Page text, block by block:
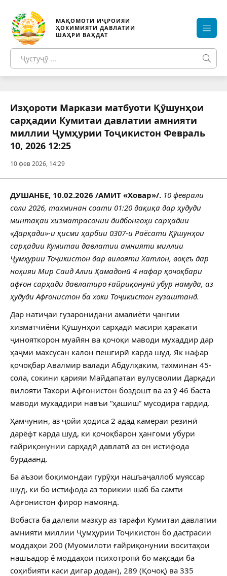
МАҚОМОТИ ИҶРОИЯИ
ҲОКИМИЯТИ ДАВЛАТИИ
ШАҲРИ ВАҲДАТ
Изҳороти Маркази матбуоти Қӯшунҳои
сарҳадии Кумитаи давлатии амнияти
миллии Ҷумҳурии Тоҷикистон Февраль
10, 2026 12:25
10 фев 2026, 14:29
ДУШАНБЕ, 10.02.2026 /АМИТ «Ховар»/. 10 феврали
соли 2026, тахминан соати 01:20 дақиқа дар ҳудуди
минтақаи хизматрасонии дидбонгоҳи сарҳадии
«Дарқади»-и қисми ҳарбии 0307-и Раёсати Қӯшунҳои
сарҳадии Кумитаи давлатии амнияти миллии
Ҷумҳурии Тоҷикистон дар вилояти Хатлон, воқеъ дар
ноҳияи Мир Саид Алии Ҳамадонӣ 4 нафар қочоқбари
афғон сарҳади давлатиро ғайриқонунӣ убур намуда, аз
ҳудуди Афғонистон ба хоки Тоҷикистон гузаштанд.
Дар натиҷаи гузаронидани амалиёти ҷангии
хизматчиёни Қӯшунҳои сарҳадӣ масири ҳаракати
ҷинояткорон муайян ва қочоқи маводи мухаддир дар
ҳаҷми махсусан калон пешгирӣ карда шуд. Як нафар
қочоқбар Авалмир валади Абдулҳаким, тахминан 45-
сола, сокини қарияи Майдапатаи вулусволии Дарқади
вилояти Тахори Афғонистон боздошт ва аз ӯ 46 баста
маводи мухаддири навъи “ҳашиш” мусодира гардид.
Ҳамчунин, аз ҷойи ҳодиса 2 адад камераи резинӣ
дарёфт карда шуд, ки қочоқбарон ҳангоми убури
ғайриқонунии сарҳадӣ давлатӣ аз он истифода
бурдаанд.
Ба аъзои боқимондаи гурӯҳи нашъаҷаллоб муяссар
шуд, ки бо истифода аз торикии шаб ба самти
Афғонистон фирор намоянд.
Вобаста ба далели мазкур аз тарафи Кумитаи давлатии
амнияти миллии Ҷумҳурии Тоҷикистон бо дастрасии
моддаҳои 200 (Муомилоти ғайриқонунии воситаҳои
нашъадор ё моддаҳои психотропӣ бо мақсади ба
соҳибияти каси дигар додан), 289 (Қочоқ) ва 335